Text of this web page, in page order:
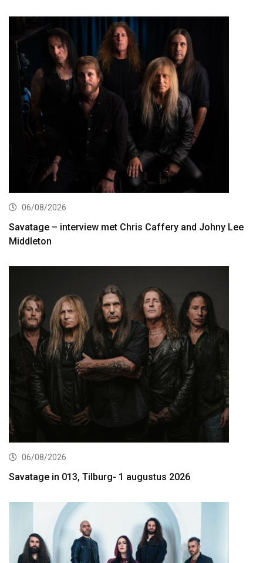
06/08/2026
Savatage – interview met Chris Caffery and Johny Lee
Middleton
06/08/2026
Savatage in 013, Tilburg- 1 augustus 2026